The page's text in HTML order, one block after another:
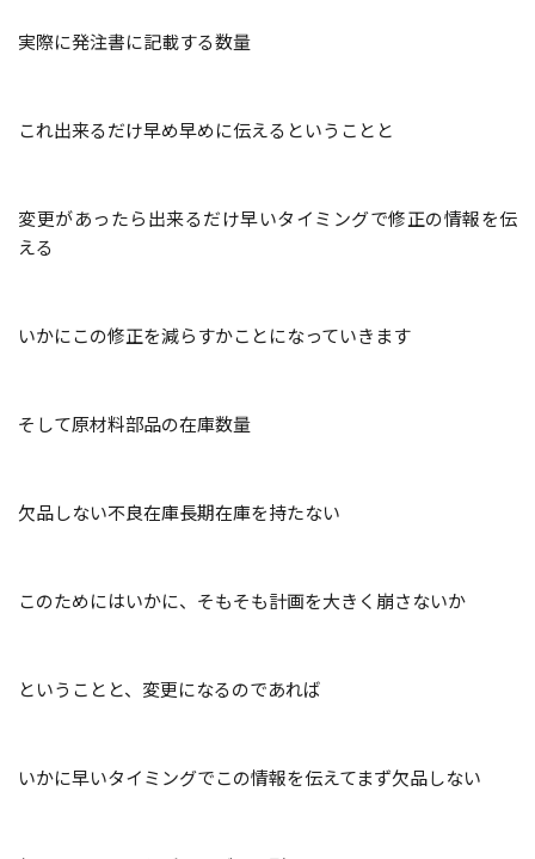
実際に発注書に記載する数量
これ出来るだけ早め早めに伝えるということと
変更があったら出来るだけ早いタイミングで修正の情報を伝
える
いかにこの修正を減らすかことになっていきます
そして原材料部品の在庫数量
欠品しない不良在庫長期在庫を持たない
このためにはいかに、そもそも計画を大き く崩さないか
ということと、変更になるのであれば
いかに早いタイミングでこの情報を伝えてまず欠品しない